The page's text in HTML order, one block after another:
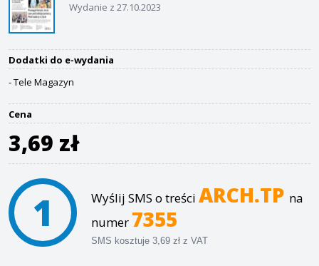
Wydanie z 27.10.2023
Dodatki do e-wydania
- Tele Magazyn
Cena
3,69 zł
1 Wyślij SMS o treści ARCH.TP na
numer 7355
SMS kosztuje 3,69 zł z VAT